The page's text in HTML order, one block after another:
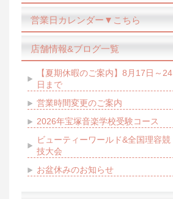
営業日カレンダー▼こちら
店舗情報&ブログ一覧
【夏期休暇のご案内】8月17日～24
日まで
営業時間変更のご案内
2026年宝塚音楽学校受験コース
ビューティーワールド&全国理容競
技大会
お盆休みのお知らせ